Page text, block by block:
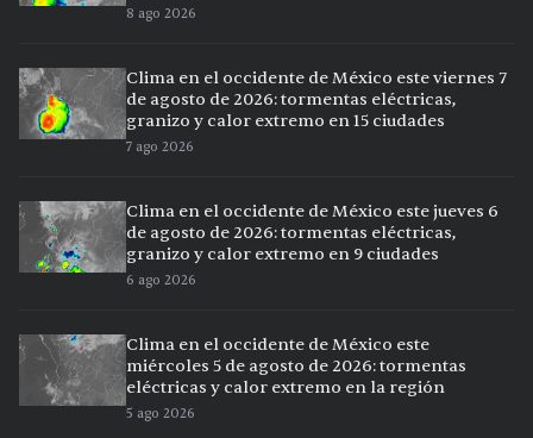
8 ago 2026
Clima en el occidente de México este viernes 7
de agosto de 2026: tormentas eléctricas,
granizo y calor extremo en 15 ciudades
7 ago 2026
Clima en el occidente de México este jueves 6
de agosto de 2026: tormentas eléctricas,
granizo y calor extremo en 9 ciudades
6 ago 2026
Clima en el occidente de México este
miércoles 5 de agosto de 2026: tormentas
eléctricas y calor extremo en la región
5 ago 2026